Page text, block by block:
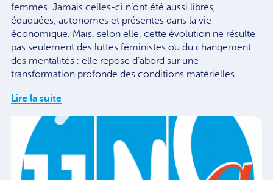
femmes. Jamais celles-ci n’ont été aussi libres,
éduquées, autonomes et présentes dans la vie
économique. Mais, selon elle, cette évolution ne résulte
pas seulement des luttes féministes ou du changement
des mentalités : elle repose d’abord sur une
transformation profonde des conditions matérielles…
Lire la suite